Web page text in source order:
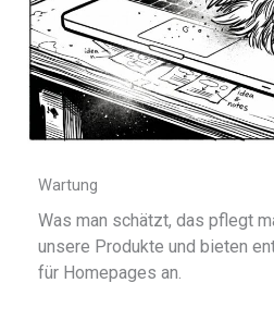
Wartung
Was man schätzt, das pflegt
unsere Produkte und bieten
für Homepages an.